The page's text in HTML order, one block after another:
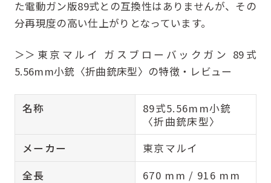
た電動ガン版89式との互換性はありませんが、その
分再現度の高い仕上がりとなっています。
＞＞東京マルイ ガスブローバックガン 89式
5.56mm小銃〈折曲銃床型〉の特徴・レビュー
名称
89式5.56mm小銃
〈折曲銃床型〉
メーカー
東京マルイ
全長
670 mm / 916 mm